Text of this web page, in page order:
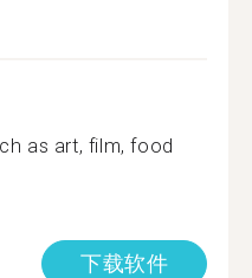
as art, film, food
下载软件